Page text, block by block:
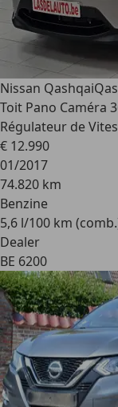
Nissan Qashqai
Toit Pano Caméra
Régulateur de
€ 12.990
01/2017
74.820 km
Benzine
5,6 l/100 km
Dealer
BE 6200